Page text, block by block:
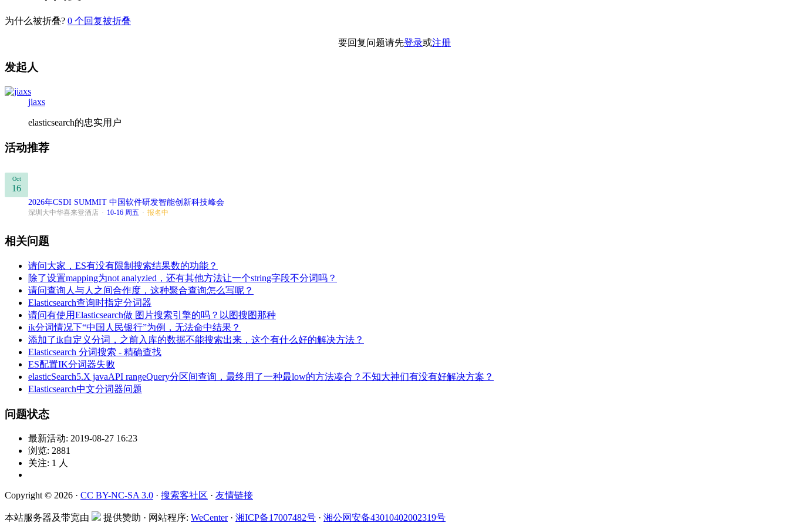
为什么被折叠? 0 个回复被折叠
要回复问题请先登录或注册
发起人
jiaxs
elasticsearch的忠实用户
活动推荐
Oct
16
2026年CSDI SUMMIT 中国软件研发智能创新科技峰会
深圳大中华喜来登酒店 · 10-16 周五 · 报名中
相关问题
请问大家，ES有没有限制搜索结果数的功能？
除了设置mapping为not analyzied，还有其他方法让一个string字段不分词吗？
请问查询人与人之间合作度，这种聚合查询怎么写呢？
Elasticsearch查询时指定分词器
请问有使用Elasticsearch做 图片搜索引擎的吗？以图搜图那种
ik分词情况下“中国人民银行”为例，无法命中结果？
添加了ik自定义分词，之前入库的数据不能搜索出来，这个有什么好的解决方法？
Elasticsearch 分词搜索 - 精确查找
ES配置IK分词器失败
elasticSearch5.X javaAPI rangeQuery分区间查询，最终用了一种最low的方法凑合？不知大神们有没有好解决方案？
Elasticsearch中文分词器问题
问题状态
最新活动: 2019-08-27 16:23
浏览: 2881
关注: 1 人
Copyright © 2026 · CC BY-NC-SA 3.0 · 搜索客社区 · 友情链接
本站服务器及带宽由 提供赞助 · 网站程序: WeCenter· 湘ICP备17007482号 · 湘公网安备43010402002319号